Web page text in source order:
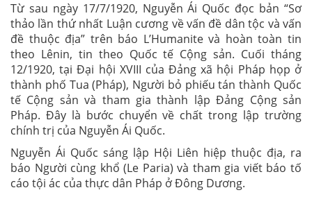
Từ sau ngày 17/7/1920, Nguyễn Ái Quốc đọc bản “Sơ
thảo lần thứ nhất Luận cương về vấn đề dân tộc và vấn
đề thuộc địa” trên báo L’Humanite và hoàn toàn tin
theo Lênin, tin theo Quốc tế Cộng sản. Cuối tháng
12/1920, tại Đại hội XVIII của Đảng xã hội Pháp họp ở
thành phố Tua (Pháp), Người bỏ phiếu tán thành Quốc
tế Cộng sản và tham gia thành lập Đảng Cộng sản
Pháp. Đây là bước chuyển về chất trong lập trường
chính trị của Nguyễn Ái Quốc.
Nguyễn Ái Quốc sáng lập Hội Liên hiệp thuộc địa, ra
báo Người cùng khổ (Le Paria) và tham gia viết báo tố
cáo tội ác của thực dân Pháp ở Đông Dương.